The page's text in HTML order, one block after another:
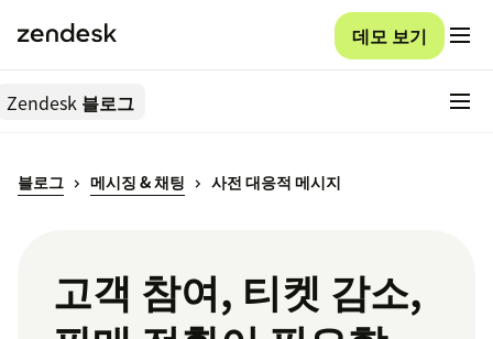
데모 보기
Zendesk 블로그
블로그 메시징 & 채팅 사전 대응적 메시지
고객 참여, 티켓 감소,